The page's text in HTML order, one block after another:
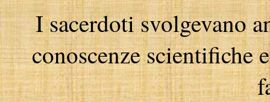
I sacerdoti svolgevano
conoscenze scientifiche